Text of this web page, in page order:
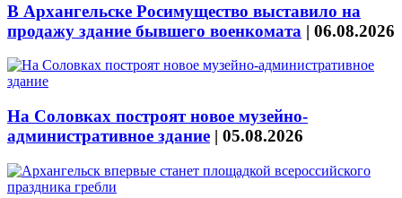
В Архангельске Росимущество выставило на
продажу здание бывшего военкомата | 06.08.2026
На Соловках построят новое музейно-
административное здание | 05.08.2026